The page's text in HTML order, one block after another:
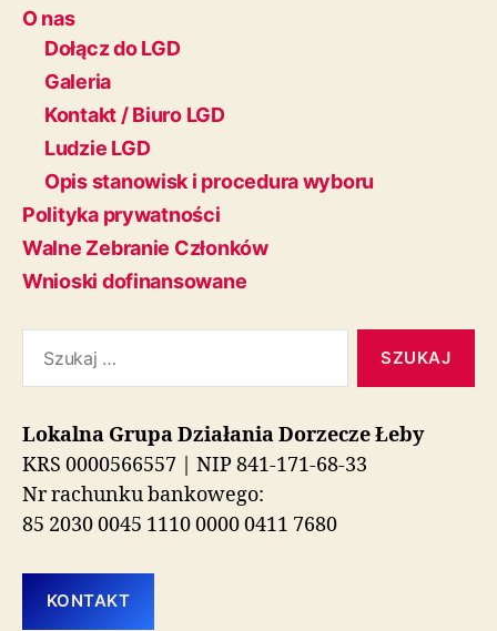
O nas
Dołącz do LGD
Galeria
Kontakt / Biuro LGD
Ludzie LGD
Opis stanowisk i procedura wyboru
Polityka prywatności
Walne Zebranie Członków
Wnioski dofinansowane
Lokalna Grupa Działania Dorzecze Łeby
KRS 0000566557 | NIP 841-171-68-33
Nr rachunku bankowego:
85 2030 0045 1110 0000 0411 7680
KONTAKT